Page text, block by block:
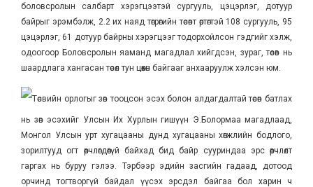
боловсролын салбарт хэрэгцээтэй сургууль, цэцэрлэг, дотуур
байрыг эрэмбэлж, 2.2 их наяд төгрөгийн төсөвт өртөгтэй 108 сургууль, 95
цэцэрлэг, 61 дотуур байрны хэрэгцээг тодорхойлсон гэдгийг хэлж,
одоогоор Боловсролын яаманд магадлал хийгдсэн, зураг, төсөв нь
шаардлага хангасан төсөл тун цөөхөн байгааг анхааруулж хэлсэн юм.
Төсвийн орлогыг зөв тооцсон эсэх болон алдагдалтай төсөв батлах
нь зөв эсэхийг Улсын Их Хурлын гишүүн Э.Болормаа магадлаад,
Монгол Улсын урт хугацааны дунд хугацааны хөгжлийн бодлого,
зорилтууд огт өөрчлөгдөөгүй байхад бид байр сууриндаа эрс өөрчлөлт
гаргах нь буруу гэлээ. Тэрбээр эдийн засгийн гадаад, дотоод
орчинд тогтворгүй байдал үүсэх эрсдэл байгаа бол харин ч